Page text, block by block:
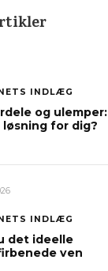
INDLÆG
og ulemper:
for dig?
INDLÆG
det ideelle
ven